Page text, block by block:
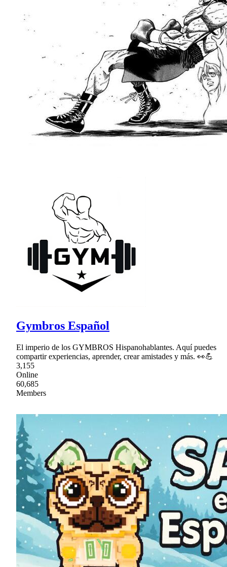
Gymbros Español
El imperio de los GYMBROS Hispanohablantes. Aquí puedes
compartir experiencias, aprender, crear amistades y más. 👀💪
3,155
Online
60,685
Members